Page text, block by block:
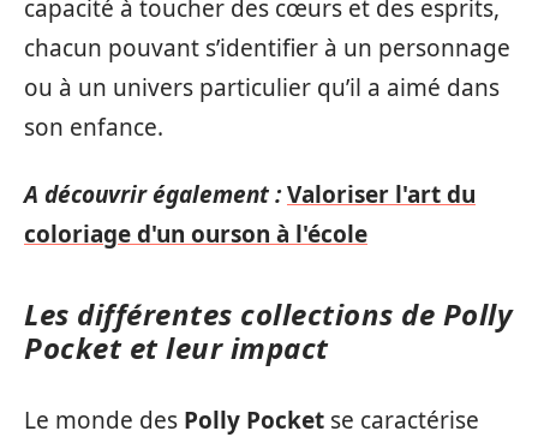
capacité à toucher des cœurs et des esprits,
chacun pouvant s’identifier à un personnage
ou à un univers particulier qu’il a aimé dans
son enfance.
A découvrir également :Valoriser l'art du
coloriage d'un ourson à l'école
Les différentes collections de Polly
Pocket et leur impact
Le monde des Polly Pocket se caractérise